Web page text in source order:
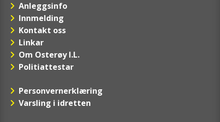
Anleggsinfo
Innmelding
Kontakt oss
Linkar
Om Osterøy I.L.
Politiattestar
Personvernerklæring
Varsling i idretten